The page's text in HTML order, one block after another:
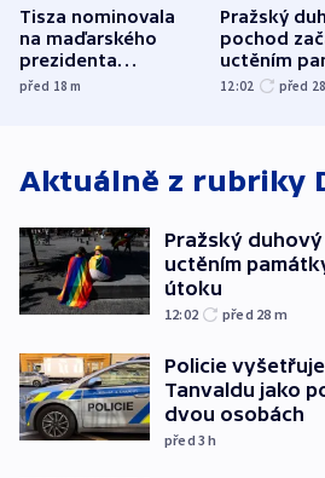
Tisza nominovala
na maďarského
prezidenta
bývalého šéfa
před 18m
Pražský
pochod
uctěním
obětí
12:02 před 28
Aktuálně z rubriky
Pražský
uctěním
útoku
12:02 před 28 m
Policie
Tanvaldu jako
dvou osobách
před 3h